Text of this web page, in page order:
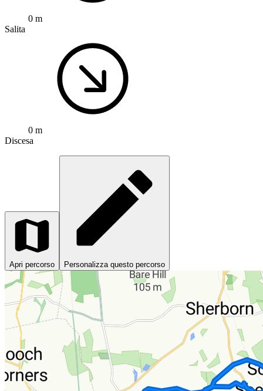
0 m
Salita
0 m
Discesa
Apri percorso Personalizza questo percorso